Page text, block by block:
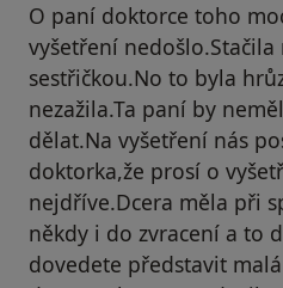
O paní doktorce toho
vyšetření
sestřičkou.No to byla
nezažila.Ta paní by
dělat.Na vyšetření nás
doktorka,že prosí o
nejdříve.Dcera měla při
někdy i do zvracení a to
dovedete představit